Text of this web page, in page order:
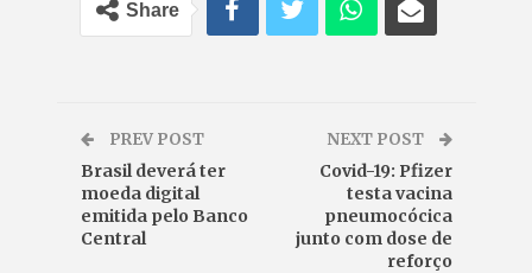
Share
PREV POST
Brasil deverá ter
moeda digital
emitida pelo Banco
Central
NEXT POST
Covid-19: Pfizer
testa vacina
pneumocócica
junto com dose de
reforço